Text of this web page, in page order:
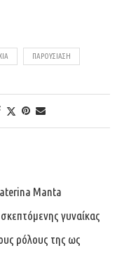
ΠΑΡΟΥΣΙΆΣΗ
Manta
γυναίκας
ρόλους της ως